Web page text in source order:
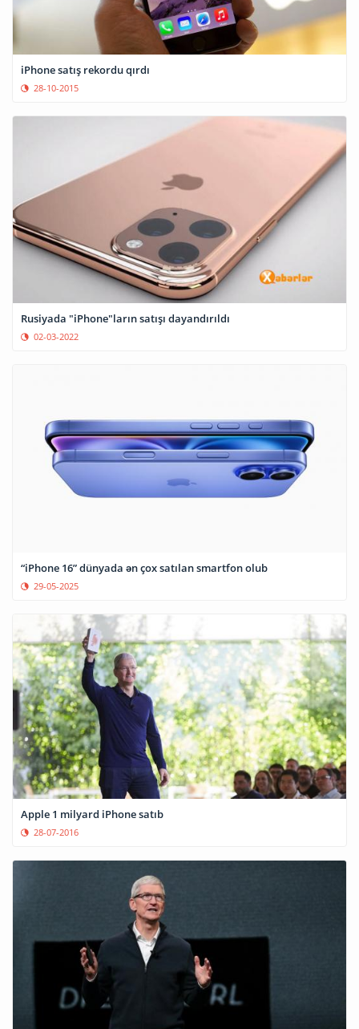
iPhone satış rekordu qırdı
28-10-2015
Rusiyada "iPhone"ların satışı dayandırıldı
02-03-2022
“iPhone 16” dünyada ən çox satılan smartfon olub
29-05-2025
Apple 1 milyard iPhone satıb
28-07-2016